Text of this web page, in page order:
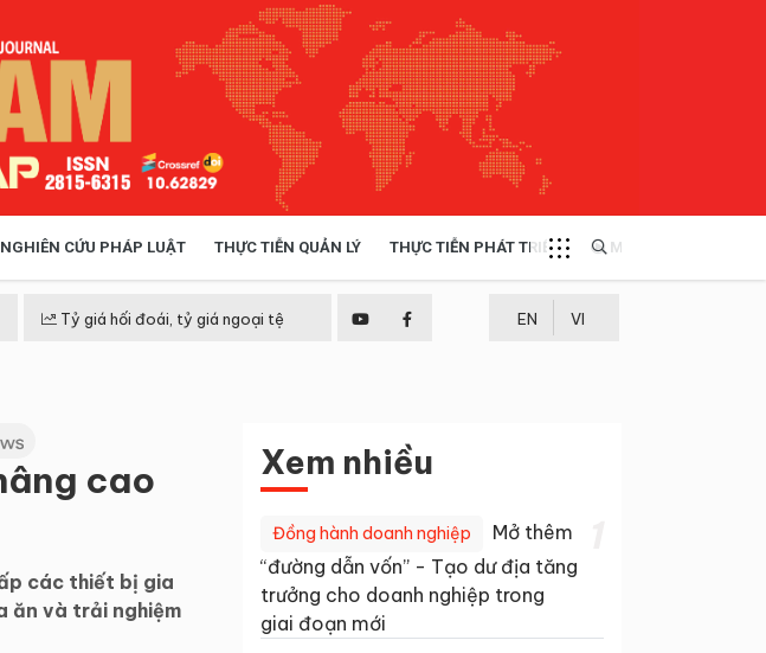
NGHIÊN CỨU PHÁP LUẬT THỰC TIỄN QUẢN LÝ THỰC TIỄN PHÁT TRIỂN MULTIMEDIA
Tỷ giá hối đoái, tỷ giá ngoại tệ EN VI
cao
các thiết bị gia
ăn và trải nghiệm
Xem nhiều
Đồng hành doanh nghiệp
Mở thêm
“đường dẫn vốn” - Tạo dư địa tăng
trưởng cho doanh nghiệp trong
giai đoạn mới